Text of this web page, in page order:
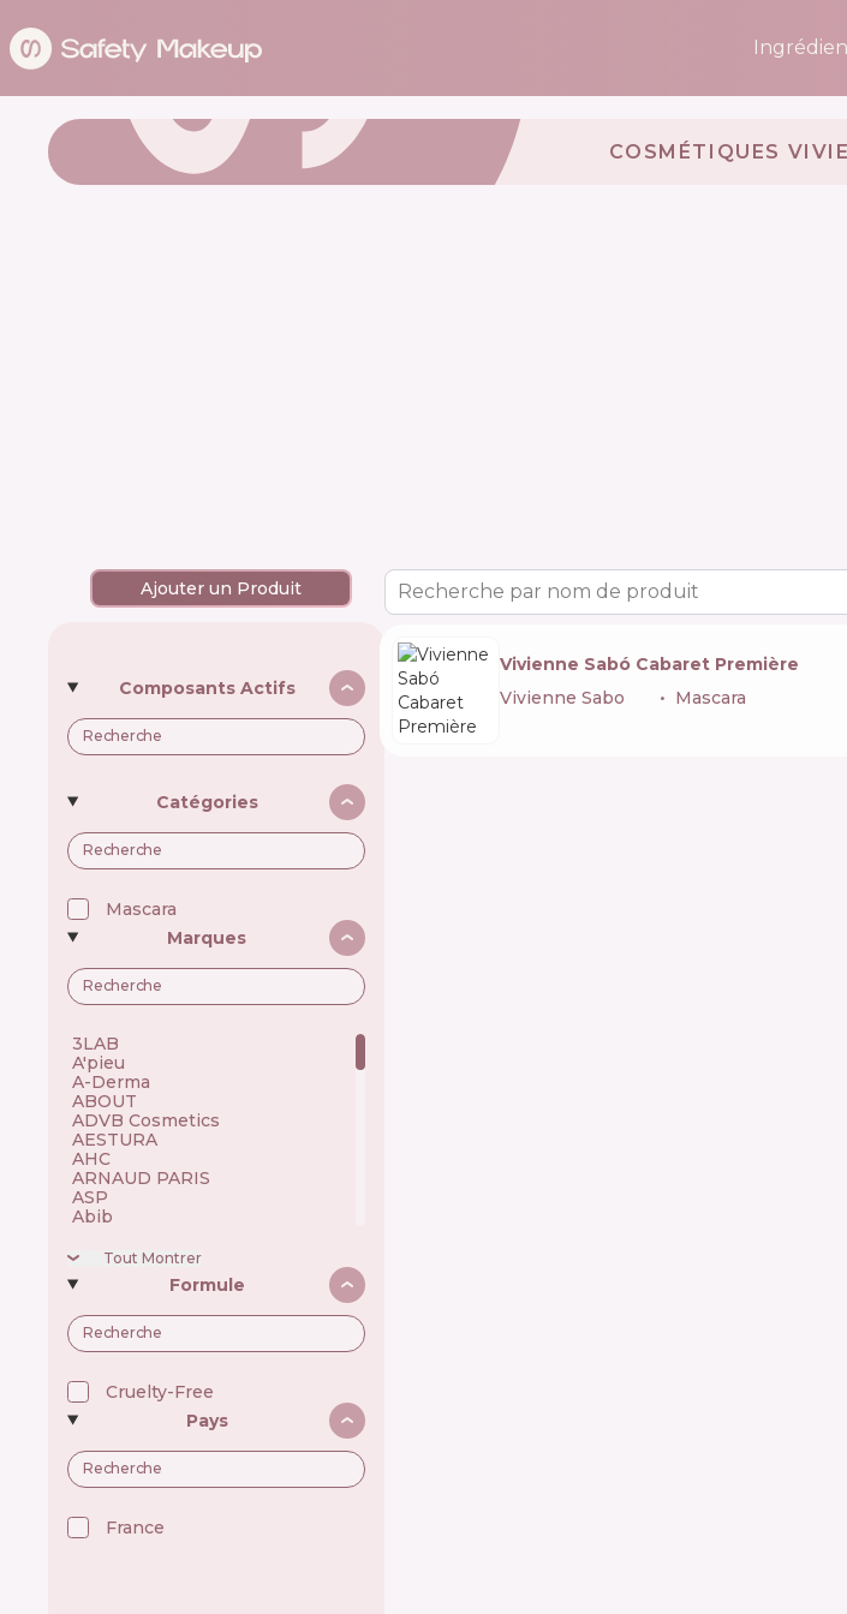
COSMÉTIQUES
Ajouter un Produit
Composants Actifs
Catégories
Mascara
Marques
3LAB 🇺🇸
A'pieu 🇰🇷
A-Derma 🇫🇷
ABOUT 🇺🇦
ADVB Cosmetics 🇹🇷
AESTURA 🇰🇷
AHC 🇰🇷
ARNAUD PARIS 🇫🇷
ASP 🇬🇧
Abib 🇰🇷
Achroactive Max 🇧🇬
Acnemy 🇪🇸
Acure 🇺🇸
Acwell 🇰🇷
Ada Tina 🇧🇷
Aesop 🇦🇺
Alfaparf 🇮🇹
Allen Mak 🇧🇬
Allies of Skin 🇸🇬
Alpecin 🇩🇪
Alpha H 🇦🇺
American Crew 🇺🇸
Anastasia Beverly Hills 🇺🇸
Andalou Naturals 🇺🇸
Tout Montrer
Formule
Cruelty-Free
Pays
France 🇫🇷
Recherche par nom de produit
Vivienne Sabó Cabaret Première
Vivienne Sabo
Mascara